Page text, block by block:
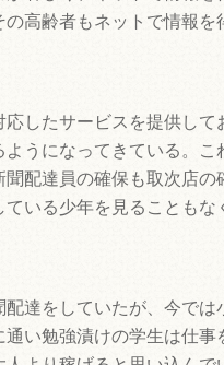
高齢者もネットで情報を
したサービスを提供し
うになってきている。
聞配達員の確保も取次店
いる少年を見ることもな
達をしていたが、今で
通い勉強漬けの学生は仕